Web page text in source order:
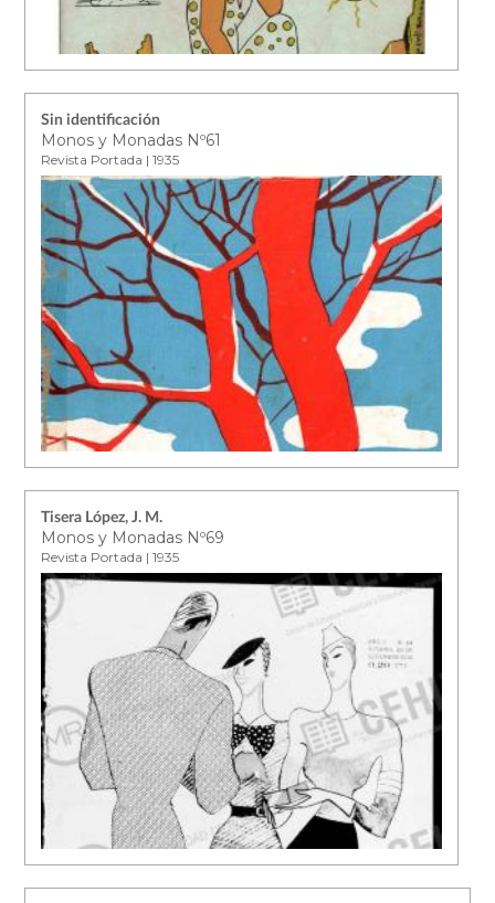
Sin identificación
Monos y Monadas Nº61
Revista Portada | 1935
Tisera López, J. M.
Monos y Monadas Nº69
Revista Portada | 1935